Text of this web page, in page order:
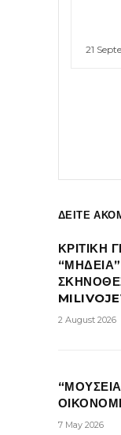
21
ΔΕΙΤΕ
ΚΡΙΤΙΚΗ
2 August 2026
7 May 2026